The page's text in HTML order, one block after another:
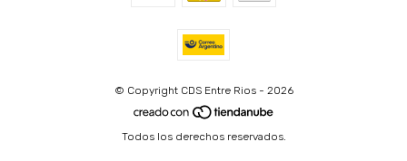
© Copyright CDS Entre Rios - 2026
Todos los derechos reservados.